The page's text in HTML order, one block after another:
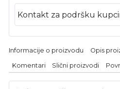
Kontakt za podršku
Informacije o proizvodu Opis
Komentari Slični proizvodi